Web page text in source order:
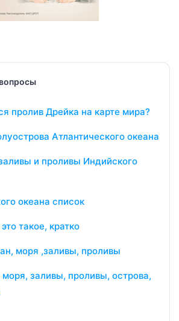
пролив Дрейка на карте мира?
Атлантического океана
и проливы Индийского
океана список
такое, кратко
моря ,заливы, проливы
моря, заливы, проливы, острова,